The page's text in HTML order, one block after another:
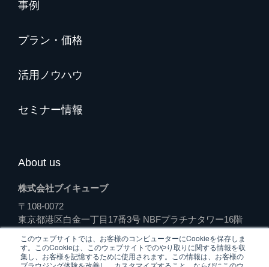
このウェブサイトでは、お客様のコンピューターにCookieを保存しま
す。このCookieは、このウェブサイトでのやり取りに関する情報を収
集し、お客様を記憶するために使用されます。この情報は、お客様の
ブラウジング体験を改善し、カスタマイズすること、ならびにこのウ
事例
プラン・価格
活用ノウハウ
セミナー情報
About us
株式会社ブイキューブ
〒108-0072
東京都港区白金一丁目17番3号 NBFプラチナタワー16階